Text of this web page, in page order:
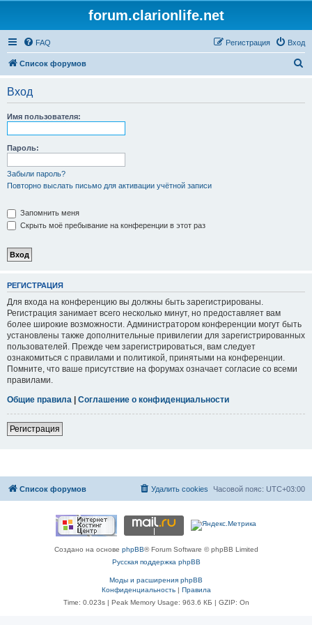
forum.clarionlife.net
FAQ Вход
Регистрация
Список форумов
Вход
Имя пользователя:
Пароль:
Забыли пароль?
Повторно выслать письмо для активации учётной записи
Запомнить меня
Скрыть моё пребывание на конференции в этот раз
РЕГИСТРАЦИЯ
Для входа на конференцию вы должны быть зарегистрированы.
Регистрация занимает всего несколько минут, но предоставляет вам
более широкие возможности. Администратором конференции могут быть
установлены также дополнительные привилегии для зарегистрированных
пользователей. Прежде чем зарегистрироваться, вам следует
ознакомиться с правилами и политикой, принятыми на конференции.
Помните, что ваше присутствие на форумах означает согласие со всеми
правилами.
Общие правила | Соглашение о конфиденциальности
Регистрация
Список форумов Часовой пояс: UTC+03:00
Удалить cookies
Создано на основе phpBB® Forum Software © phpBB Limited
Русская поддержка phpBB
Моды и расширения phpBB
Конфиденциальность| Правила
Time: 0.023s| Peak Memory Usage: 963.6 КБ | GZIP: On